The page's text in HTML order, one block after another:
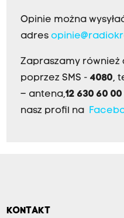
Opinie można
adres
Zapraszamy również
poprzez SMS - 4080,
– antena,12 630 60 00
nasz profil na
KONTAKT